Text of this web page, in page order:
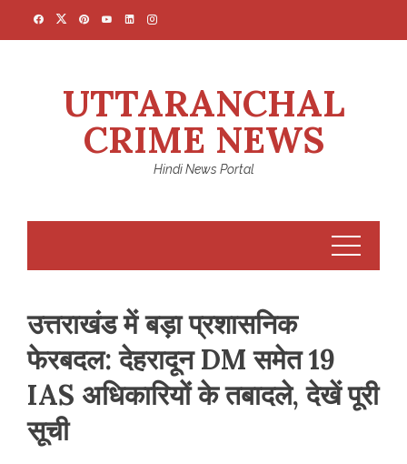
UTTARANCHAL
CRIME NEWS
Hindi News Portal
उत्तराखंड में बड़ा प्रशासनिक
फेरबदल: देहरादून DM समेत 19
IAS अधिकारियों के तबादले, देखें पूरी
सूची